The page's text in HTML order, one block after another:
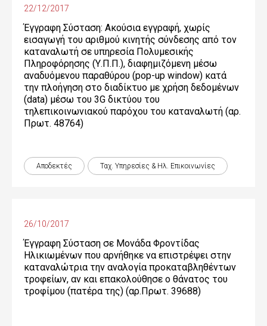
22/12/2017
Έγγραφη Σύσταση: Ακούσια εγγραφή, χωρίς
εισαγωγή του αριθμού κινητής σύνδεσης από τον
καταναλωτή σε υπηρεσία Πολυμεσικής
Πληροφόρησης (Υ.Π.Π.), διαφημιζόμενη μέσω
αναδυόμενου παραθύρου (pop-up window) κατά
την πλοήγηση στο διαδίκτυο με χρήση δεδομένων
(data) μέσω του 3G δικτύου του
τηλεπικοινωνιακού παρόχου του καταναλωτή (αρ.
Πρωτ. 48764)
Αποδεκτές Ταχ. Υπηρεσίες & Ηλ. Επικοινωνίες
26/10/2017
Έγγραφη Σύσταση σε Μονάδα Φροντίδας
Ηλικιωμένων που αρνήθηκε να επιστρέψει στην
καταναλώτρια την αναλογία προκαταβληθέντων
τροφείων, αν και επακολούθησε ο θάνατος του
τροφίμου (πατέρα της) (αρ.Πρωτ. 39688)